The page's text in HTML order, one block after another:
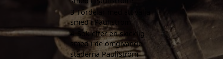
3 Fördelar med att välja
smed i Pauliström
Sök efter en skicklig
smed i de omgivande
städerna Pauliström